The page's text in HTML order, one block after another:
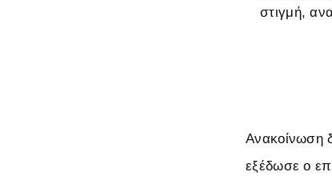
στιγμή,
Ανακοίνωση
εξέδωσε ο